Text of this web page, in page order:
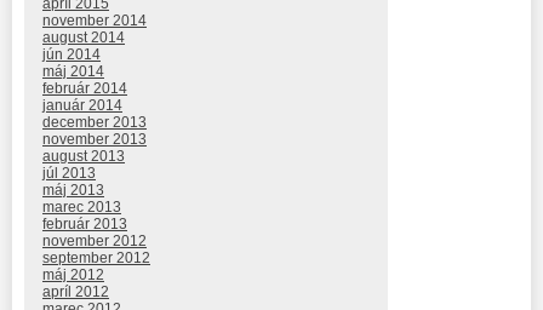
november 2014
august 2014
jún 2014
máj 2014
február 2014
január 2014
december 2013
november 2013
august 2013
júl 2013
máj 2013
marec 2013
február 2013
november 2012
september 2012
máj 2012
apríl 2012